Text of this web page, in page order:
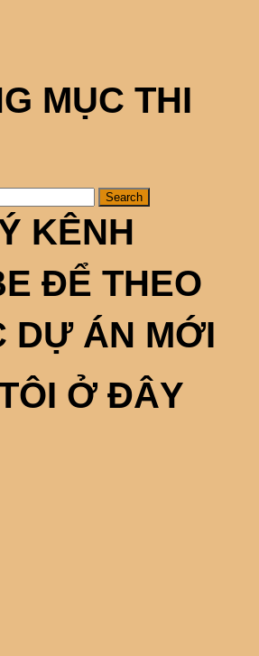
MỤC THI
KÊNH
ĐỂ THEO
DỰ ÁN MỚI
Ở ĐÂY